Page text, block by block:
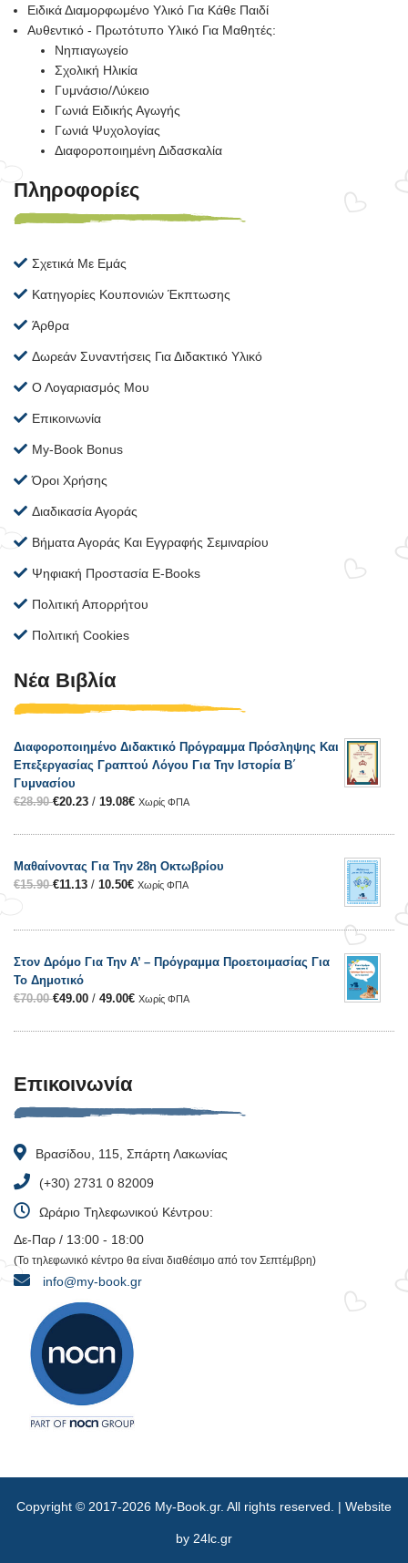
Ειδικά Διαμορφωμένο Υλικό Για Κάθε Παιδί
Αυθεντικό - Πρωτότυπο Υλικό Για Μαθητές:
Νηπιαγωγείο
Σχολική Ηλικία
Γυμνάσιο/Λύκειο
Γωνιά Ειδικής Αγωγής
Γωνιά Ψυχολογίας
Διαφοροποιημένη Διδασκαλία
Πληροφορίες
Σχετικά Με Εμάς
Κατηγορίες Κουπονιών Έκπτωσης
Άρθρα
Δωρεάν Συναντήσεις Για Διδακτικό Υλικό
Ο Λογαριασμός Μου
Επικοινωνία
My-Book Bonus
Όροι Χρήσης
Διαδικασία Αγοράς
Βήματα Αγοράς Και Εγγραφής Σεμιναρίου
Ψηφιακή Προστασία E-Books
Πολιτική Απορρήτου
Πολιτική Cookies
Νέα Βιβλία
Διαφοροποιημένο Διδακτικό Πρόγραμμα Πρόσληψης Και
Επεξεργασίας Γραπτού Λόγου Για Την Ιστορία Β΄
Γυμνασίου
€28.90€20.23 / 19.08€ Χωρίς ΦΠΑ
Μαθαίνοντας Για Την 28η Οκτωβρίου
€15.90€11.13 / 10.50€ Χωρίς ΦΠΑ
Στον Δρόμο Για Την Α’ – Πρόγραμμα Προετοιμασίας Για
Το Δημοτικό
€70.00€49.00 / 49.00€ Χωρίς ΦΠΑ
Επικοινωνία
Βρασίδου, 115, Σπάρτη Λακωνίας
(+30) 2731 0 82009
Ωράριο Τηλεφωνικού Κέντρου:
Δε-Παρ / 13:00 - 18:00
(Το τηλεφωνικό κέντρο θα είναι διαθέσιμο από τον Σεπτέμβρη)
info@my-book.gr
Copyright © 2017-2026 My-Book.gr. All rights reserved. | Website
by 24lc.gr